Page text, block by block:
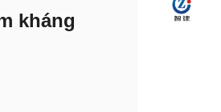
kháng